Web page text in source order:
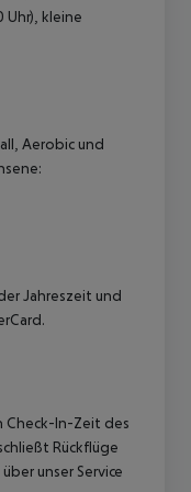
Uhr), kleine
Aerobic und
Jahreszeit und
Check-In-Zeit des
Rückflüge
unser Service